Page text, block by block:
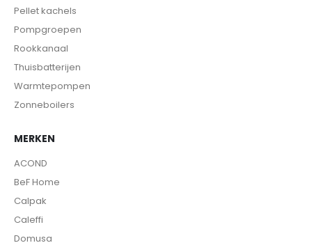
Pellet kachels
Pompgroepen
Rookkanaal
Thuisbatterijen
Warmtepompen
Zonneboilers
MERKEN
ACOND
BeF Home
Calpak
Caleffi
Domusa